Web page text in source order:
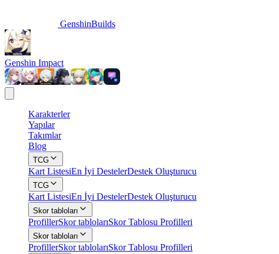
GenshinBuilds
Genshin Impact
Karakterler
Yapılar
Takımlar
Blog
TCG
Kart ListesiEn İyi DestelerDestek Oluşturucu
TCG
Kart ListesiEn İyi DestelerDestek Oluşturucu
Skor tabloları
ProfillerSkor tablolarıSkor Tablosu Profilleri
Skor tabloları
ProfillerSkor tablolarıSkor Tablosu Profilleri